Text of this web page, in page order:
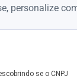
personalize
se o CNPJ